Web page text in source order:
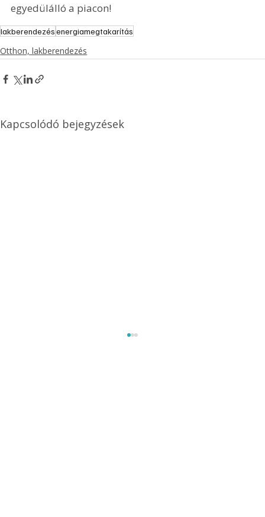
egyedülálló a piacon!
lakberendezésenergiamegtakarítás
Otthon, lakberendezés
Kapcsolódó bejegyzések